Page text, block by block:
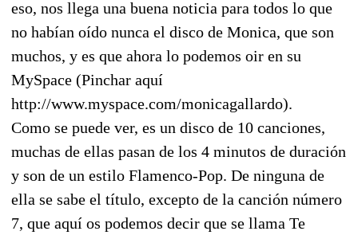
eso, nos llega una buena noticia para todos lo que
no habían oído nunca el disco de Monica, que son
muchos, y es que ahora lo podemos oir en su
MySpace (Pinchar aquí
http://www.myspace.com/monicagallardo).
Como se puede ver, es un disco de 10 canciones,
muchas de ellas pasan de los 4 minutos de duración
y son de un estilo Flamenco-Pop. De ninguna de
ella se sabe el título, excepto de la canción número
7, que aquí os podemos decir que se llama Te